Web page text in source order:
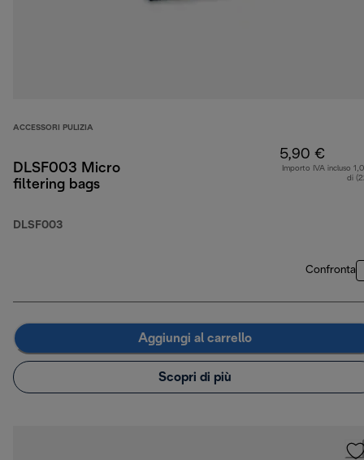
ACCESSORI PULIZIA
DLSF003 Micro
filtering bags
DLSF003
5,90 €
Importo IVA incluso
di
Confronta
Aggiungi al carrello
Scopri di più